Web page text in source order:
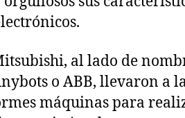
al lado de
o ABB, llevaron a
máquinas para